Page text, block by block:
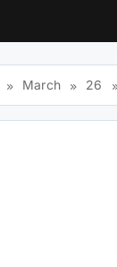
March 26